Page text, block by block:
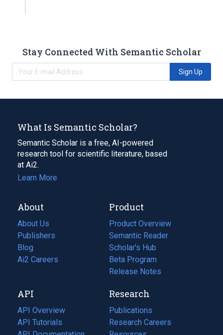
Stay Connected With Semantic Scholar
Sign Up
What Is Semantic Scholar?
Semantic Scholar is a free, AI-powered
research tool for scientific literature, based
at Ai2.
Learn More
About
About Us
Publishers
Blog
(opens
in
tab)
Ai2 Careers
(opens
new
tab)
Product
Product Overview
Semantic Reader
Scholar's Hub
Beta Program
Release Notes
API
API Overview
API Tutorials
Research
Publications
(opens
in
Research Careers
(opens